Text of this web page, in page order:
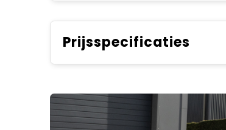
Prijsspecificaties